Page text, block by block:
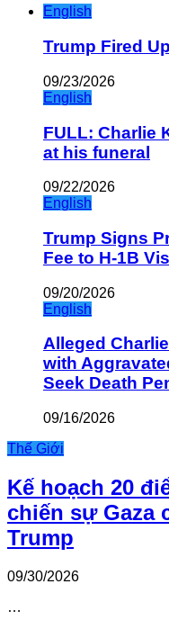
English
Trump Fired
09/23/2026
English
FULL: Charlie
at his funeral
09/22/2026
English
Trump Signs
Fee to H-1B
09/20/2026
English
Alleged
with
Seek Death
09/16/2026
Thế Giới
Kế hoạch 20
chiến sự Gaza
Trump
09/30/2026
…